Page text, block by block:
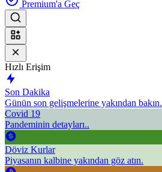
Premium'a Geç
Hızlı Erişim
Son Dakika
Günün son gelişmelerine yakından bakın.
Covid 19
Pandeminin detayları..
Döviz Kurlar
Piyasanın kalbine yakından göz atın.